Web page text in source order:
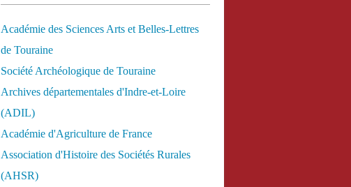
Académie des Sciences Arts et Belles-Lettres
de Touraine
Société Archéologique de Touraine
Archives départementales d'Indre-et-Loire
(ADIL)
Académie d'Agriculture de France
Association d'Histoire des Sociétés Rurales
(AHSR)